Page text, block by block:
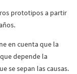
prototipos a partir
en cuenta que la
depende la
se sepan las causas.